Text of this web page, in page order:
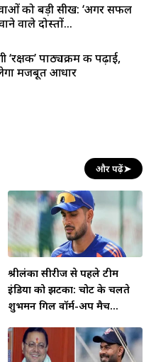
को बड़ी सीख: ‘अगर सफल
वाले दोस्तों...
पाठ्यक्रम की पढ़ाई,
मजबूत आधार
और पढ़ें➤
श्रीलंका सीरीज से पहले टीम
इंडिया को झटका: चोट के चलते
शुभमन गिल वॉर्म-अप मैच...